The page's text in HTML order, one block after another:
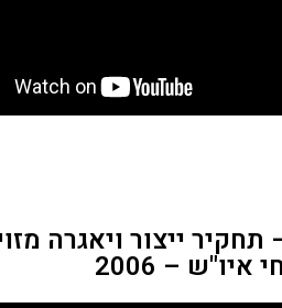
ייצור ויאגרה
– 2006